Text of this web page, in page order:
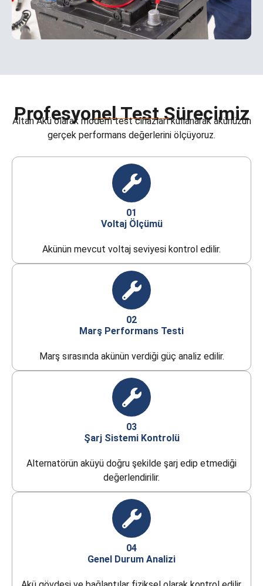
Profesyonel Test Sürecimiz
Altan Akü olarak modern test cihazları kullanarak akünüzün
gerçek performans değerlerini ölçüyoruz.
01
Voltaj Ölçümü
Akünün mevcut voltaj seviyesi kontrol edilir.
02
Marş Performans Testi
Marş sırasında akünün verdiği güç analiz edilir.
03
Şarj Sistemi Kontrolü
Alternatörün aküyü doğru şekilde şarj edip etmediği
değerlendirilir.
04
Genel Durum Analizi